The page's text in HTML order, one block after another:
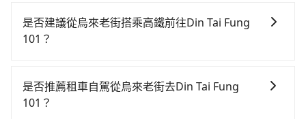
是否建議從烏來老街搭乘高鐵前往Din Tai Fung
101？
高鐵較貴、費時、轉車麻煩！板橋-台北雖然一天最多時
有93班車次，從最早07:02到23:52，過了末班車到清晨
是否推薦租車自駕從烏來老街去Din Tai Fung
101？